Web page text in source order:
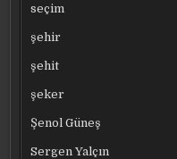
seçim
şehir
şehit
şeker
Şenol Güneş
Sergen Yalçın